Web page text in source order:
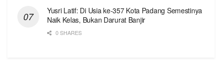
Yusri Latif: Di Usia ke-357 Kota Padang Semestinya
Naik Kelas, Bukan Darurat Banjir
0 SHARES